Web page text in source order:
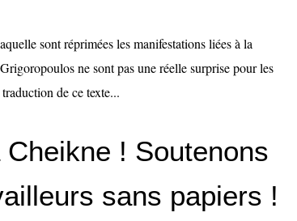
sont réprimées les manifestations liées à la
ne sont pas une réelle surprise pour les
de ce texte...
! Soutenons
sans papiers !